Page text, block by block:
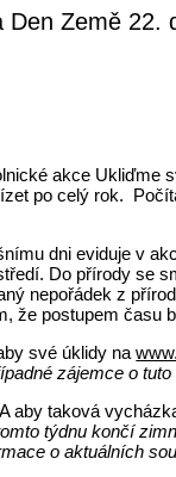
Země 22.
akce Ukliďme
po celý rok.
dni eviduje v
Do přírody se
nepořádek z
že postupem času
své úklidy na
zájemce o tuto
A aby taková
týdnu končí
o aktuálních